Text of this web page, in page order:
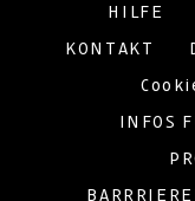
HILFE
KONTAKT
INFOS